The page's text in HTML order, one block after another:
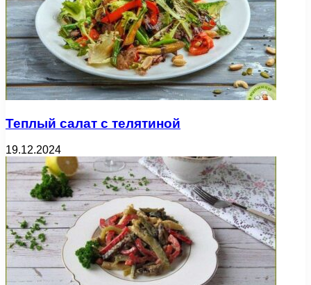
Теплый салат с телятиной
19.12.2024